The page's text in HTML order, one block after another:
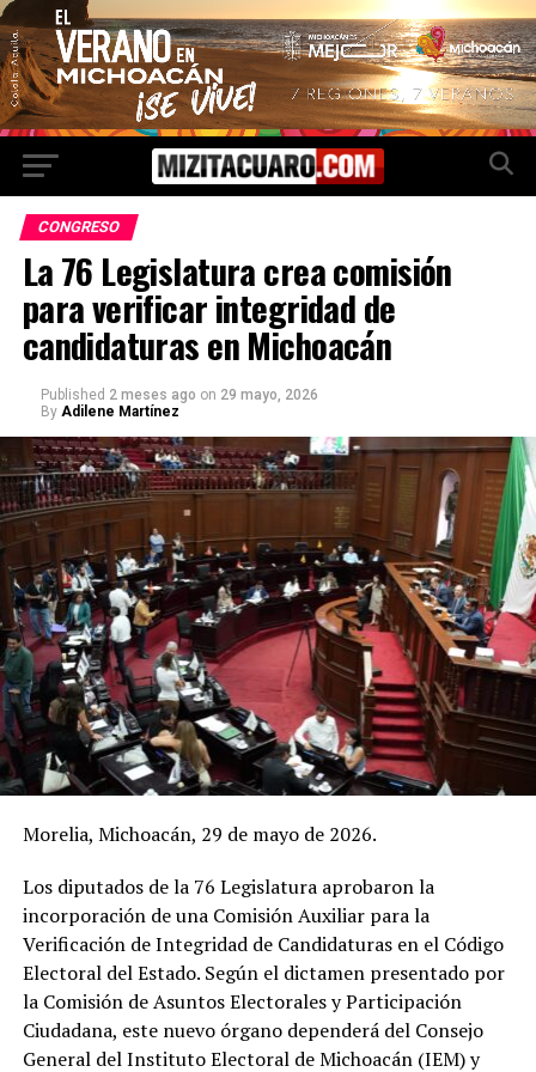
CONGRESO
La 76 Legislatura crea comisión
para verificar integridad de
candidaturas en Michoacán
Published 2 meses ago on 29 mayo, 2026
By Adilene Martínez
Morelia, Michoacán, 29 de mayo de 2026.
Los diputados de la 76 Legislatura aprobaron la
incorporación de una Comisión Auxiliar para la
Verificación de Integridad de Candidaturas en el Código
Electoral del Estado. Según el dictamen presentado por
la Comisión de Asuntos Electorales y Participación
Ciudadana, este nuevo órgano dependerá del Consejo
General del Instituto Electoral de Michoacán (IEM) y